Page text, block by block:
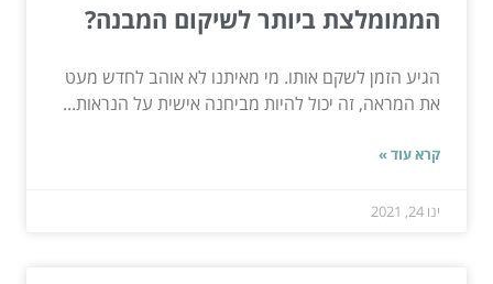
הממומלצת ביותר לשיקום המבנה?
הגיע הזמן לשקם אותו. מי מאיתנו לא אוהב לחדש מעט
את המראה, זה יכול להיות מביחנה אישית על הנראות...
קרא עוד »
ינו 24, 2021